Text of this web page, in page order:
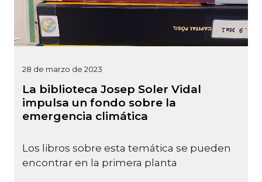
28 de marzo de 2023
La biblioteca Josep Soler Vidal
impulsa un fondo sobre la
emergencia climática
Los libros sobre esta temática se pueden
encontrar en la primera planta